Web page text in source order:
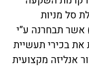
סל מניות
נבחרות) אשר תבחרנה ע”י
בכירי תעשיית
אנליזה מקצועית